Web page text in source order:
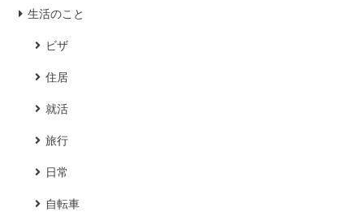
生活のこと
ビザ
住居
就活
旅行
日常
自転車